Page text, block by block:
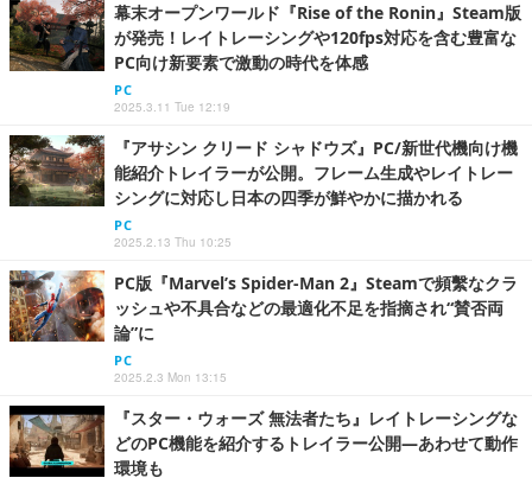
幕末オープンワールド『Rise of the Ronin』Steam版
が発売！レイトレーシングや120fps対応を含む豊富な
PC向け新要素で激動の時代を体感
PC
2025.3.11 Tue 12:19
『アサシン クリード シャドウズ』PC/新世代機向け機
能紹介トレイラーが公開。フレーム生成やレイトレー
シングに対応し日本の四季が鮮やかに描かれる
PC
2025.2.13 Thu 10:25
PC版『Marvel’s Spider-Man 2』Steamで頻繫なクラ
ッシュや不具合などの最適化不足を指摘され“賛否両
論”に
PC
2025.2.3 Mon 13:15
『スター・ウォーズ 無法者たち』レイトレーシングな
どのPC機能を紹介するトレイラー公開―あわせて動作
環境も